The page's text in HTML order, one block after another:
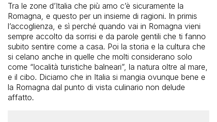
Tra le zone d’Italia che più amo c’è sicuramente la
Romagna, e questo per un insieme di ragioni. In primis
l’accoglienza, e sì perché quando vai in Romagna vieni
sempre accolto da sorrisi e da parole gentili che ti fanno
subito sentire come a casa. Poi la storia e la cultura che
si celano anche in quelle che molti considerano solo
come “località turistiche balneari”, la natura oltre al mare,
e il cibo. Diciamo che in Italia si mangia ovunque bene e
la Romagna dal punto di vista culinario non delude
affatto.